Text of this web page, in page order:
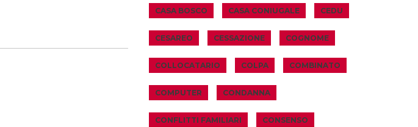
CASA BOSCO CASA CONIUGALE CEDU
CESAREO CESSAZIONE COGNOME
COLLOCATARIO COLPA COMBINATO
COMPUTER CONDANNA
CONFLITTI FAMILIARI CONSENSO